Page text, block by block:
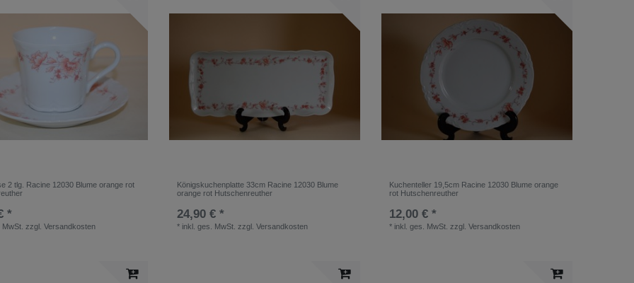
2 tlg. Racine 12030 Blume orange rot
*
zzgl.Versandkosten
Königskuchenplatte 33cm Racine 12030 Blume
orange rot Hutschenreuther
24,90 € *
* inkl. ges. MwSt. zzgl.Versandkosten
Kuchenteller 19,5cm Racine 12030 Blume orange
rot Hutschenreuther
12,00 € *
* inkl. ges. MwSt. zzgl.Versandkosten